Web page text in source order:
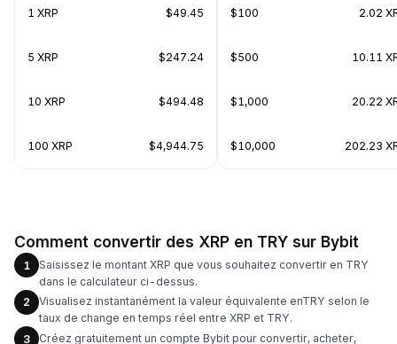
1 XRP $49.45
5 XRP $247.24
10 XRP $494.48
100 XRP $4,944.75
$100 2.02
$500 10.11
$1,000 20.22
$10,000 202.23
Comment convertir des XRP en TRY sur Bybit
1
Saisissez le montant XRP que vous souhaitez convertir en TRY
dans le calculateur ci-dessus.
2
Visualisez instantanément la valeur équivalente enTRY selon le
taux de change en temps réel entre XRP et TRY.
3
Créez gratuitement un compte Bybit pour convertir, acheter,